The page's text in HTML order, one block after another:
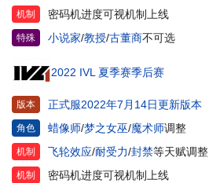
机制 密码机进度可视机制上线
特殊 小说家/教授/古董商不可选
2022 IVL 夏季赛季后赛
版本 正式服2022年7月14日更新版本
角色 蜡像师/梦之女巫/魔术师调整
机制 飞轮效应/耐受力/封禁等天赋调整
机制 密码机进度可视机制上线